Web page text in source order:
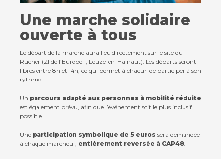
Une marche solidaire
ouverte à tous
Le départ de la marche aura lieu directement sur le site du
Rucher (ZI de l’Europe 1, Leuze-en-Hainaut). Les départs seront
libres entre 8h et 14h, ce qui permet à chacun de participer à son
rythme.
Un parcours adapté aux personnes à mobilité réduite
est également prévu, afin que l’événement soit le plus inclusif
possible.
Une participation symbolique de 5 euros sera demandée
à chaque marcheur, entièrement reversée à CAP48